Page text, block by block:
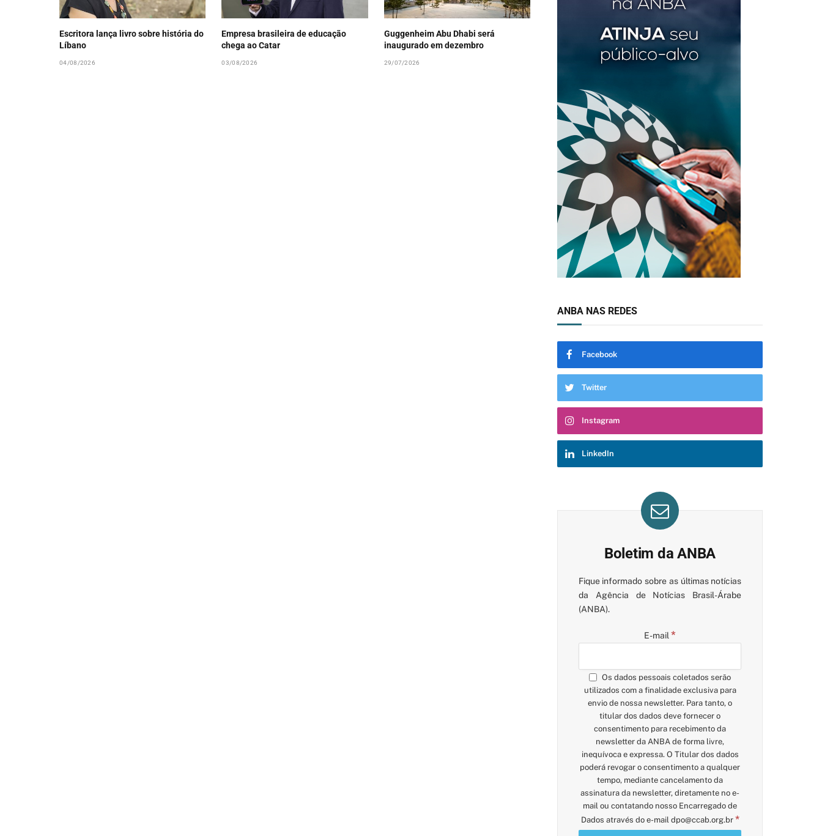
Escritora lança livro sobre história do
Líbano
04/08/2026
Empresa brasileira de educação
chega ao Catar
03/08/2026
Guggenheim Abu Dhabi será
inaugurado em dezembro
29/07/2026
ANBA NAS REDES
Facebook
Twitter
Instagram
LinkedIn
Boletim da ANBA
Fique informado sobre as últimas notícias
da Agência de Notícias Brasil-Árabe
(ANBA).
E-mail *
Os dados pessoais coletados serão
utilizados com a finalidade exclusiva para
envio de nossa newsletter. Para tanto, o
titular dos dados deve fornecer o
consentimento para recebimento da
newsletter da ANBA de forma livre,
inequívoca e expressa. O Titular dos dados
poderá revogar o consentimento a qualquer
tempo, mediante cancelamento da
assinatura da newsletter, diretamente no e-
mail ou contatando nosso Encarregado de
Dados através do e-mail dpo@ccab.org.br *